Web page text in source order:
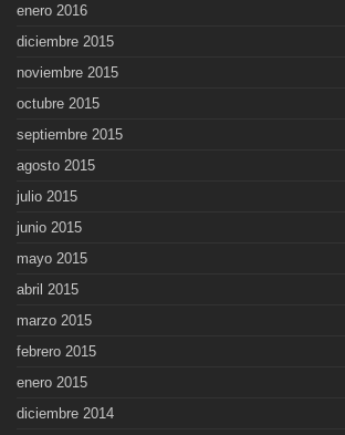
enero 2016
diciembre 2015
noviembre 2015
octubre 2015
septiembre 2015
agosto 2015
julio 2015
junio 2015
mayo 2015
abril 2015
marzo 2015
febrero 2015
enero 2015
diciembre 2014